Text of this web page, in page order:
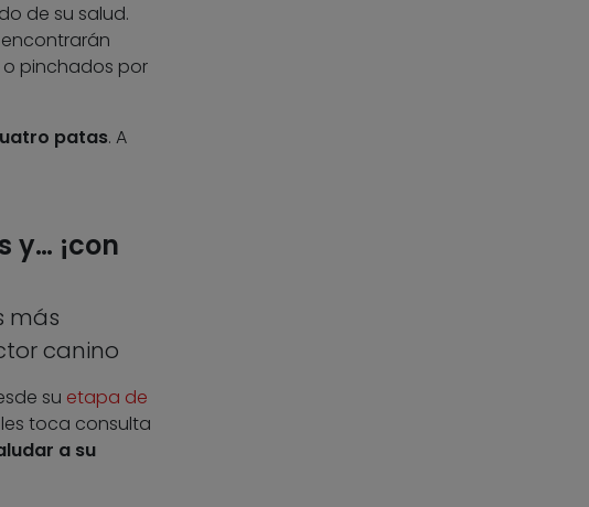
de su salud.
pinchados por
patas. A
y… ¡con
más
canino
su etapa de
toca consulta
a su